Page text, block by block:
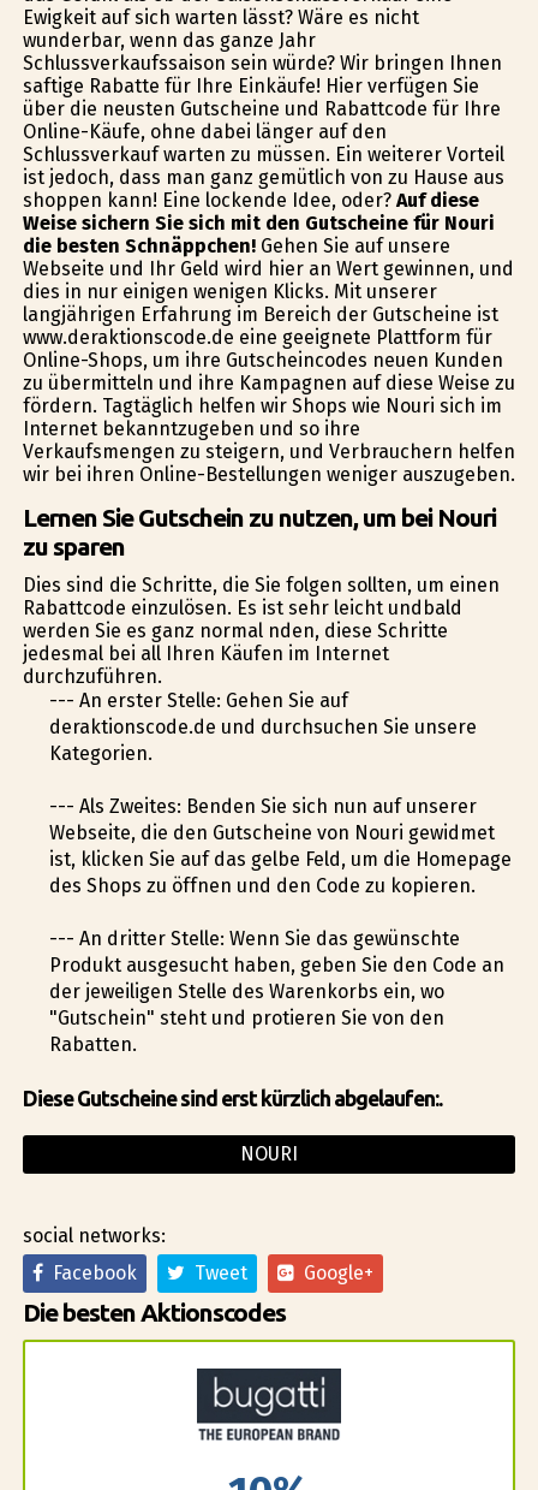
Ewigkeit auf sich warten lässt? Wäre es nicht
wunderbar, wenn das ganze Jahr
Schlussverkaufssaison sein würde? Wir bringen Ihnen
saftige Rabatte für Ihre Einkäufe! Hier verfügen Sie
über die neusten Gutscheine und Rabattcode für Ihre
Online-Käufe, ohne dabei länger auf den
Schlussverkauf warten zu müssen. Ein weiterer Vorteil
ist jedoch, dass man ganz gemütlich von zu Hause aus
shoppen kann! Eine lockende Idee, oder? Auf diese
Weise sichern Sie sich mit den Gutscheine für Nouri
die besten Schnäppchen!Gehen Sie auf unsere
Webseite und Ihr Geld wird hier an Wert gewinnen, und
dies in nur einigen wenigen Klicks. Mit unserer
langjährigen Erfahrung im Bereich der Gutscheine ist
www.deraktionscode.de eine geeignete Plattform für
Online-Shops, um ihre Gutscheincodes neuen Kunden
zu übermitteln und ihre Kampagnen auf diese Weise zu
fördern. Tagtäglich helfen wir Shops wie Nouri sich im
Internet bekanntzugeben und so ihre
Verkaufsmengen zu steigern, und Verbrauchern helfen
wir bei ihren Online-Bestellungen weniger auszugeben.
Lernen Sie Gutschein zu nutzen, um bei Nouri
zu sparen
Dies sind die Schritte, die Sie folgen sollten, um einen
Rabattcode einzulösen. Es ist sehr leicht undbald
werden Sie es ganz normal finden, diese Schritte
jedesmal bei all Ihren Käufen im Internet
durchzuführen.
--- An erster Stelle: Gehen Sie auf
deraktionscode.de und durchsuchen Sie unsere
Kategorien.
--- Als Zweites: Befinden Sie sich nun auf unserer
Webseite, die den Gutscheine von Nouri gewidmet
ist, klicken Sie auf das gelbe Feld, um die Homepage
des Shops zu öffnen und den Code zu kopieren.
--- An dritter Stelle: Wenn Sie das gewünschte
Produkt ausgesucht haben, geben Sie den Code an
der jeweiligen Stelle des Warenkorbs ein, wo
"Gutschein" steht und profitieren Sie von den
Rabatten.
Diese Gutscheine sind erst kürzlich abgelaufen:.
NOURI
social networks:
Facebook
Tweet Google+
Die besten Aktionscodes